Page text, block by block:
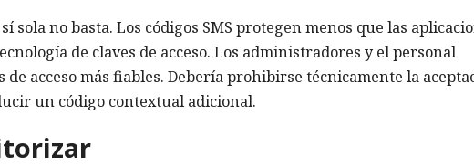
no basta. Los códigos SMS protegen menos que las
de claves de acceso. Los administradores y el personal
acceso más fiables. Debería prohibirse técnicamente la
un código contextual adicional.